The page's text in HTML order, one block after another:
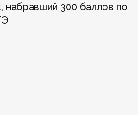
набравший 300 баллов по